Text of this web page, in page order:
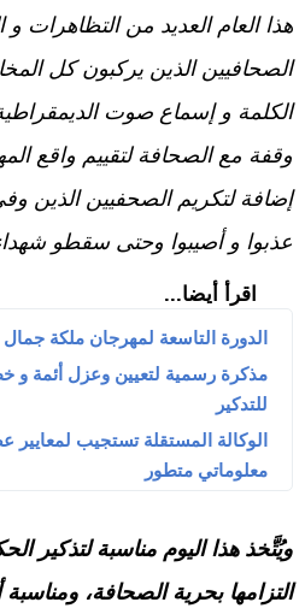
هذا العام العديد من التظاهرات
الصحافيين الذين يركبون كل
الكلمة و إسماع صوت الديمقراطية
وقفة مع الصحافة لتقييم واقع
إضافة لتكريم الصحفيين الذين
عذبوا و أصيبوا وحتى سقطو
اقرأ أيضا...
الدورة التاسعة لمهرجان ملكة جمال
مذكرة رسمية لتعيين وعزل أئمة و
للتدكير
الوكالة المستقلة تستجيب لمعايير
معلوماتي متطور
ويُتَّخذ هذا اليوم مناسبة لتذكير
التزامها بحرية الصحافة،